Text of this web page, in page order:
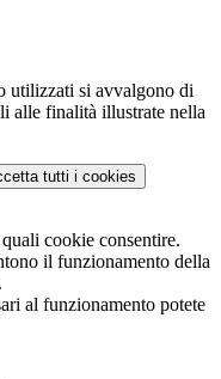
utilizzati si avvalgono di
alle finalità illustrate nella
tutti i cookies
cookie consentire.
il funzionamento della
al funzionamento potete